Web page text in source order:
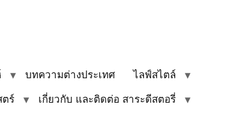
บทความต่างประเทศ ไลฟ์สไตล์
ตร์ เกี่ยวกับ และติดต่อ สาระดีสตอรี่